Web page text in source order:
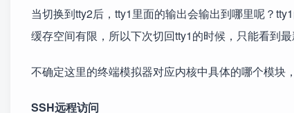
当切换到tty2后，tty1里面的输出会输出到哪里呢？
缓存空间有限，所以下次切回tty1的时候，只能看到
不确定这里的终端模拟器对应内核中具体的哪个模块
SSH远程访问